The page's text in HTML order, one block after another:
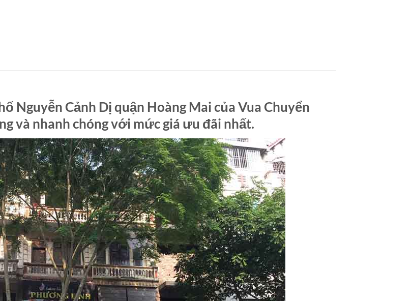
Nguyễn Cảnh Dị quận Hoàng Mai của Vua Chuyển
và nhanh chóng với mức giá ưu đãi nhất.